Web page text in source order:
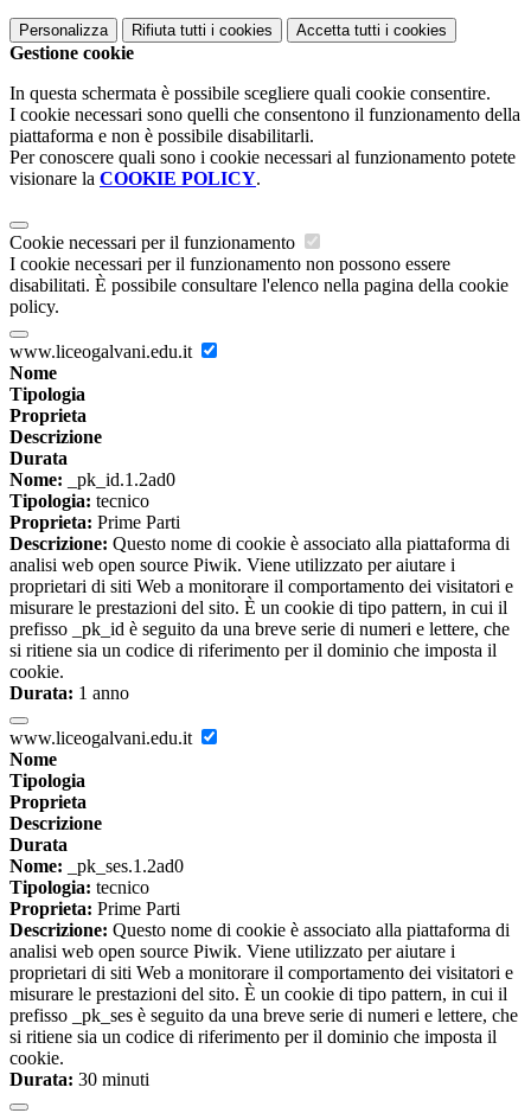
Personalizza Rifiuta tutti i cookies Accetta tutti i cookies
Gestione cookie
In questa schermata è possibile scegliere quali cookie consentire.
I cookie necessari sono quelli che consentono il funzionamento della
piattaforma e non è possibile disabilitarli.
Per conoscere quali sono i cookie necessari al funzionamento potete
visionare la COOKIE POLICY.
Cookie necessari per il funzionamento
I cookie necessari per il funzionamento non possono essere
disabilitati. È possibile consultare l'elenco nella pagina della cookie
policy.
www.liceogalvani.edu.it
Nome
Tipologia
Proprieta
Descrizione
Durata
Nome: _pk_id.1.2ad0
Tipologia: tecnico
Proprieta: Prime Parti
Descrizione: Questo nome di cookie è associato alla piattaforma di
analisi web open source Piwik. Viene utilizzato per aiutare i
proprietari di siti Web a monitorare il comportamento dei visitatori e
misurare le prestazioni del sito. È un cookie di tipo pattern, in cui il
prefisso _pk_id è seguito da una breve serie di numeri e lettere, che
si ritiene sia un codice di riferimento per il dominio che imposta il
cookie.
Durata: 1 anno
www.liceogalvani.edu.it
Nome
Tipologia
Proprieta
Descrizione
Durata
Nome: _pk_ses.1.2ad0
Tipologia: tecnico
Proprieta: Prime Parti
Descrizione: Questo nome di cookie è associato alla piattaforma di
analisi web open source Piwik. Viene utilizzato per aiutare i
proprietari di siti Web a monitorare il comportamento dei visitatori e
misurare le prestazioni del sito. È un cookie di tipo pattern, in cui il
prefisso _pk_ses è seguito da una breve serie di numeri e lettere, che
si ritiene sia un codice di riferimento per il dominio che imposta il
cookie.
Durata: 30 minuti